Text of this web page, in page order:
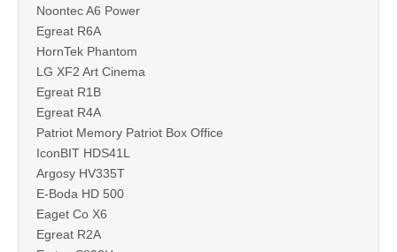
Noontec A6 Power
Egreat R6A
HornTek Phantom
LG XF2 Art Cinema
Egreat R1B
Egreat R4A
Patriot Memory Patriot Box Office
IconBIT HDS41L
Argosy HV335T
E-Boda HD 500
Eaget Co X6
Egreat R2A